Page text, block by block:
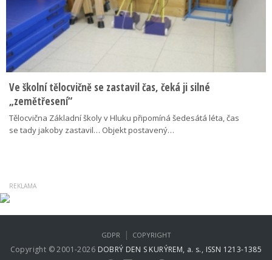
Ve školní tělocvičně se zastavil čas, čeká ji silné
„zemětřesení“
Tělocvična Základní školy v Hluku připomíná šedesátá léta, čas
se tady jakoby zastavil… Objekt postavený…
Copyright © 2001-2026 DOBRÝ DEN S KURÝREM, a. s., ISSN 1213-1385
GDPR | COPYRIGHT